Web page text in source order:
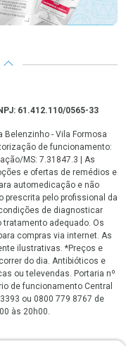
61.412.110/0565-33
Belenzinho - Vila Formosa
de funcionamento:
MS: 7.31847.3 | As
e ofertas de remédios e
automedicação e não
prescrita pelo profissional da
de diagnosticar
tratamento adequado. Os
compras via internet. As
ilustrativas. *Preços e
do dia. Antibióticos e
ou televendas. Portaria nº
de funcionamento Central
ou 0800 779 8767 de
às 20h00.